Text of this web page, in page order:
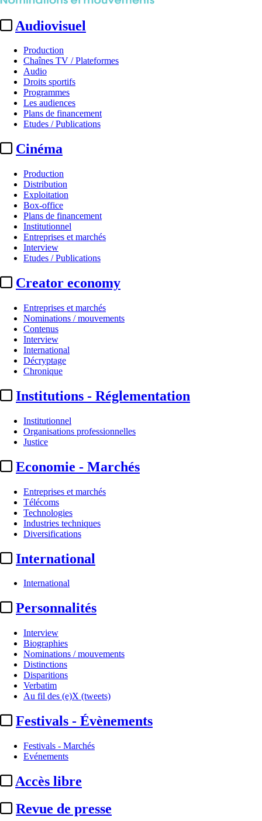
Audiovisuel
Production
Chaînes TV / Plateformes
Audio
Droits sportifs
Programmes
Les audiences
Plans de financement
Etudes / Publications
Cinéma
Production
Distribution
Exploitation
Box-office
Plans de financement
Institutionnel
Entreprises et marchés
Interview
Etudes / Publications
Creator economy
Entreprises et marchés
Nominations / mouvements
Contenus
Interview
International
Décryptage
Chronique
Institutions - Réglementation
Institutionnel
Organisations professionnelles
Justice
Economie - Marchés
Entreprises et marchés
Télécoms
Technologies
Industries techniques
Diversifications
International
International
Personnalités
Interview
Biographies
Nominations / mouvements
Distinctions
Disparitions
Verbatim
Au fil des (e)X (tweets)
Festivals - Évènements
Festivals - Marchés
Evénements
Accès libre
Revue de presse
Canal+ / Amazon Fire TV :
partenariat renforcé dans dix
...